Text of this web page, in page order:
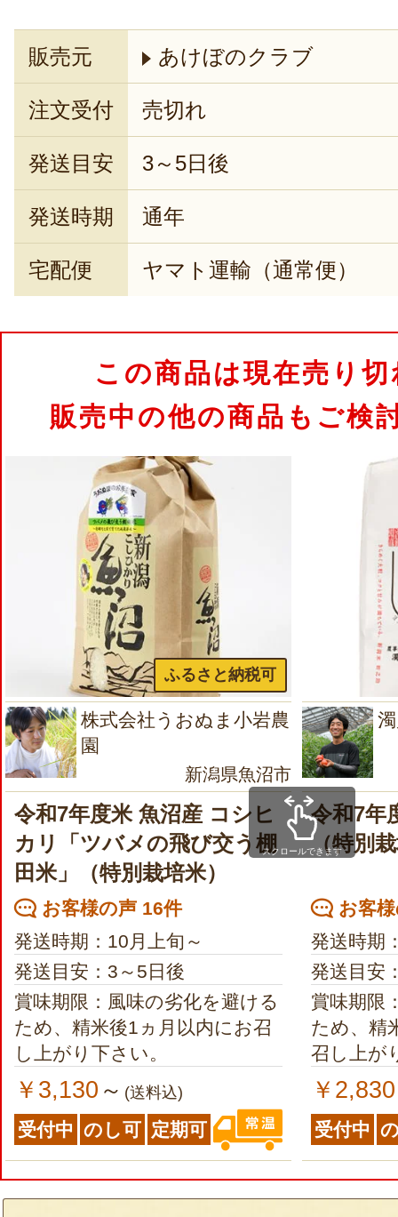
販売元 あけぼのクラブ
注文受付 売切れ
発送目安 3～5日後
発送時期 通年
宅配便 ヤマト運輸（通常便）
この商品は現在売り
販売中の他の商品もご検
ふるさと納税可
株式会社うおぬま小岩農
園
新潟県魚沼市
令和7年度米 魚沼産 コシヒ
カリ「ツバメの飛び交う棚
田米」（特別栽培米）
お客様の声 16件
発送時期：10月上旬～
発送目安：3～5日後
賞味期限：風味の劣化を避ける
ため、精米後1ヵ月以内にお召
し上がり下さい。
￥3,130 ～ (送料込)
受付中 のし可 定期可
令和7年
（特別
お客
発送時期
発送目安
賞味期限
ため、精
召し上が
￥2,830
受付中
スクロールできます